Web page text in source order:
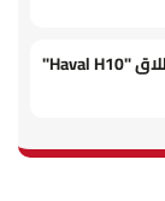
رسميًا.. جريت وول تحدد 5 أغسطس لإطلاق "Haval H10"